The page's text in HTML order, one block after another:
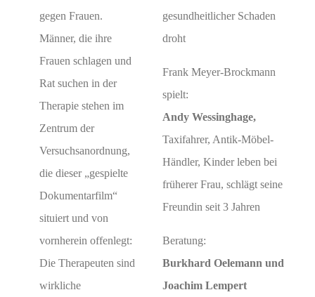
gegen Frauen.
Männer, die ihre
Frauen schlagen und
Rat suchen in der
Therapie stehen im
Zentrum der
Versuchsanordnung,
die dieser „gespielte
Dokumentarfilm“
situiert und von
vornherein offenlegt:
Die Therapeuten sind
wirkliche
gesundheitlicher Schaden
droht
Frank Meyer-Brockmann
spielt:
Andy Wessinghage,
Taxifahrer, Antik-Möbel-
Händler, Kinder leben bei
früherer Frau, schlägt seine
Freundin seit 3 Jahren
Beratung:
Burkhard Oelemann und
Joachim Lempert